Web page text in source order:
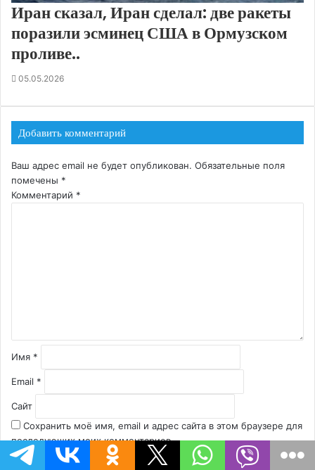
Иран сказал, Иран сделал: две ракеты
поразили эсминец США в Ормузском
проливе..
05.05.2026
Добавить комментарий
Ваш адрес email не будет опубликован. Обязательные поля
помечены *
Комментарий *
Имя *
Email *
Сайт
Сохранить моё имя, email и адрес сайта в этом браузере для
последующих моих комментариев.